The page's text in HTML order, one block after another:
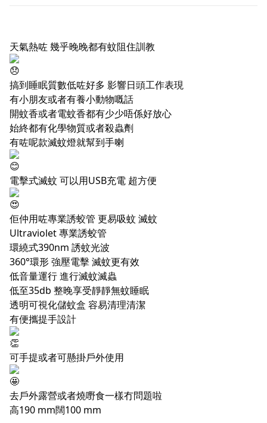
天氣熱咗 幾乎晚晚都有蚊阻住訓教
搞到睡眠質數低咗好多 影響日頭工作表現
有小朋友或者有養小動物嘅話
開蚊香或者電蚊香都有少少唔係好放心
始終都有化學物質或者殺蟲劑
有咗呢款滅蚊燈就幫到手喇
電擊式滅蚊 可以用USB充電 超方便
佢仲用咗專業誘蛟管 更易吸蚊 滅蚊
Ultraviolet 專業誘蛟管
環繞式390nm 誘蚊光波
360°環形 強壓電擊 滅蚊更有效
低音量運行 進行滅蚊滅蟲
低至35db 整晚享受靜靜無蚊睡眠
透明可視化儲蚊盒 容易清理清潔
有便攜提手設計
可手提或者可懸掛戶外使用
去戶外露營或者燒嘢食一樣冇問題啦
高190 mm闊100 mm